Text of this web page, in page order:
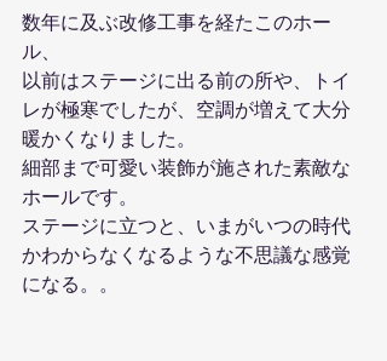
数年に及ぶ改修工事を経たこのホー
ル、
以前はステージに出る前の所や、トイ
レが極寒でしたが、空調が増えて大分
暖かくなりました。
細部まで可愛い装飾が施された素敵な
ホールです。
ステージに立つと、いまがいつの時代
かわからなくなるような不思議な感覚
になる。。